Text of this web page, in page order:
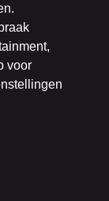
voor